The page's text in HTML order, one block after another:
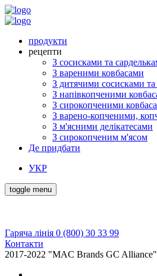
продукти
рецепти
З сосисками та
З вареними ковбасами
З дитячими сосисками та
З напівкопченими
З сирокопченими
З варено-копченими,
З м'ясними делікатесами
З сирокопченим м'ясом
Де придбати
УКР
toggle menu
Гаряча лінія 0 (800) 30 33 99
Контакти
2017-2022 "MAC Brands GC Alliance"